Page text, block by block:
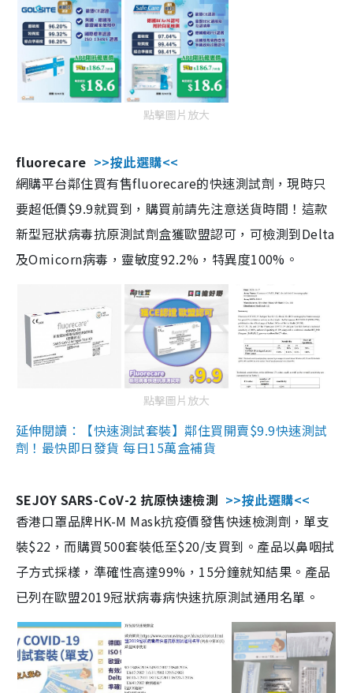
點擊圖片放大
fluorecare >>按此選購<<
網購平台鄰住買有售fluorecare的快速測試劑，現時只
要超低價$9.9就買到，購買前請先注意送貨時間！這款
新型冠狀病毒抗原測試劑盒獲歐盟認可，可檢測到Delta
及Omicorn病毒，靈敏度92.2%，特異度100%。
點擊圖片放大
延伸閱讀：【快速測試套裝】鄰住買開賣$9.9快速測試
劑！最快即日發貨 每日15萬盒補貨
SEJOY SARS-CoV-2 抗原快速檢測 >>按此選購<<
香港口罩品牌HK-M Mask抗疫價發售快速檢測劑，單支
裝$22，而購買500套裝低至$20/支買到。產品以鼻咽拭
子方式採樣，準確性高達99%，15分鐘就知結果。產品
已列在歐盟2019冠狀病毒病快速抗原測試通用名單。